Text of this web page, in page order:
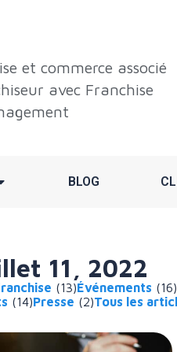
et commerce associé
avec Franchise
BLOG
11, 2022
(13)Événements (16)
(14)Presse (2)Tous les